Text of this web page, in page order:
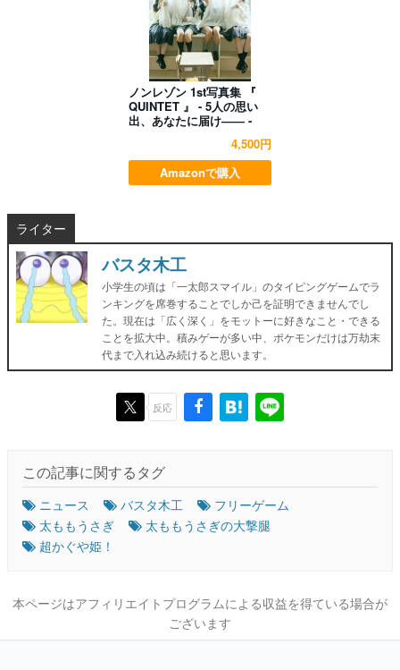
ノンレゾン 1st写真集 『
QUINTET 』 - 5人の思い
出、あなたに届け―― -
4,500円
Amazonで購入
ライター
バスタ木工
小学生の頃は「一太郎スマイル」のタイピングゲームでラ
ンキングを席巻することでしか己を証明できませんでし
た。現在は「広く深く」をモットーに好きなこと・できる
ことを拡大中。積みゲーが多い中、ポケモンだけは万劫末
代まで入れ込み続けると思います。
反応
この記事に関するタグ
ニュース バスタ木工
フリーゲーム
太ももうさぎ
太ももうさぎの大撃腿
超かぐや姫！
本ページはアフィリエイトプログラムによる収益を得ている場合が
ございます